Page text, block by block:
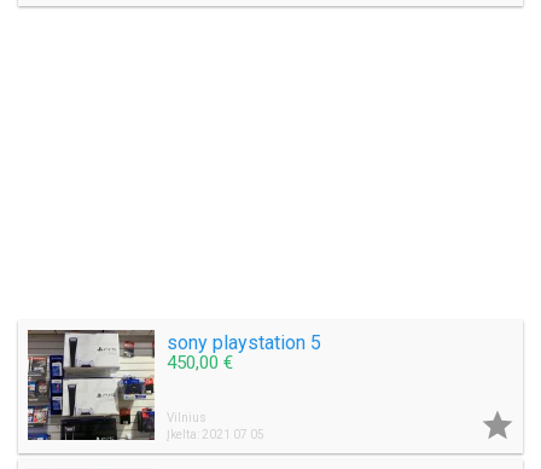
sony playstation 5
450,00 €
Vilnius
Įkelta: 2021 07 05
